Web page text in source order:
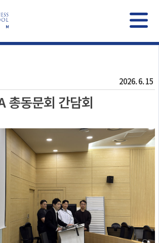
2026. 6. 15
총동문회 간담회